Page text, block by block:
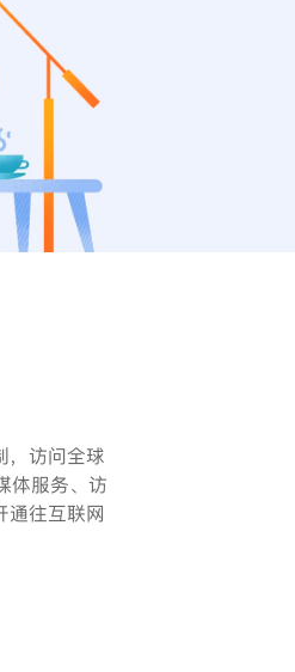
，访问全球
体服务、访
通往互联网